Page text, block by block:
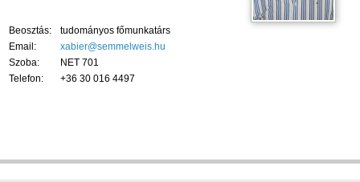
Beosztás:
tudományos főmunkatárs
Email:
xabier@semmelweis.hu
Szoba:
NET 701
Telefon:
+36 30 016 4497